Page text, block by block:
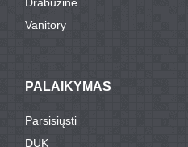
Vanitory
PALAIKYMAS
Parsisiųsti
DUK